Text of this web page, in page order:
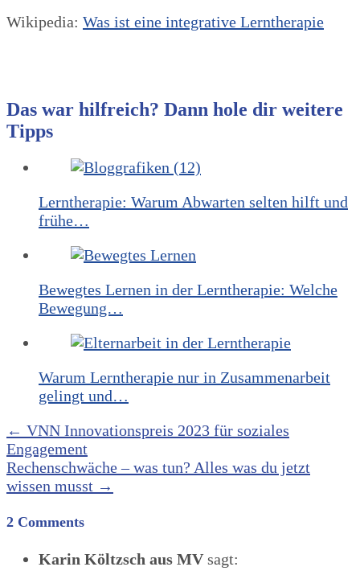
Wikipedia: Was ist eine integrative Lerntherapie
Das war hilfreich? Dann hole dir weitere
Tipps
Lerntherapie: Warum Abwarten selten hilft und
frühe…
Bewegtes Lernen in der Lerntherapie: Welche
Bewegung…
Warum Lerntherapie nur in Zusammenarbeit
gelingt und…
Post
navigation
← VNN Innovationspreis 2023 für soziales
Engagement
Rechenschwäche – was tun? Alles was du jetzt
wissen musst →
2 Comments
Karin Költzsch aus MV sagt: